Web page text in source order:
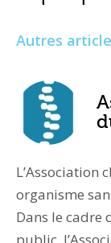
Autres
L’Association
organisme
Dans le cadre